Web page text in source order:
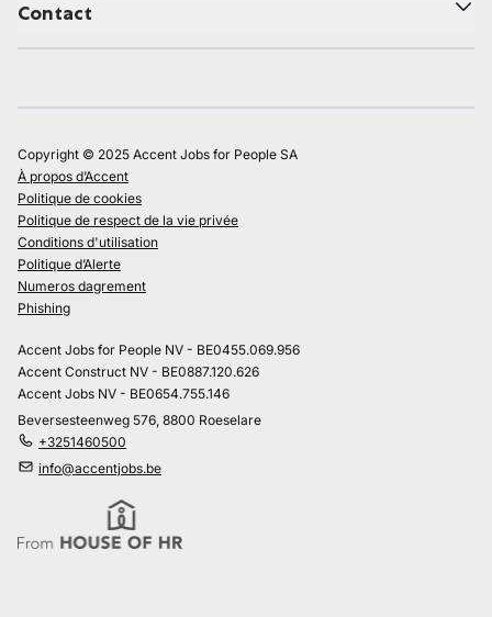
Contact
Copyright © 2025 Accent Jobs for People SA
À propos d’Accent
Politique de cookies
Politique de respect de la vie privée
Conditions d'utilisation
Politique d’Alerte
Numeros dagrement
Phishing
Accent Jobs for People NV - BE0455.069.956
Accent Construct NV - BE0887.120.626
Accent Jobs NV - BE0654.755.146
Beversesteenweg 576, 8800 Roeselare
+3251460500
info@accentjobs.be